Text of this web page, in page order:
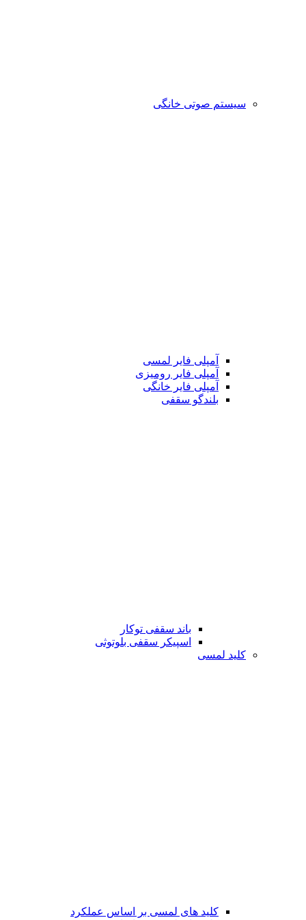
سیستم صوتی خانگی
آمپلی فایر لمسی
آمپلی فایر رومیزی
آمپلی فایر خانگی
بلندگو سقفی
باند سقفی توکار
اسپیکر سقفی بلوتوثی
کلید لمسی
کلید های لمسی بر اساس عملکرد